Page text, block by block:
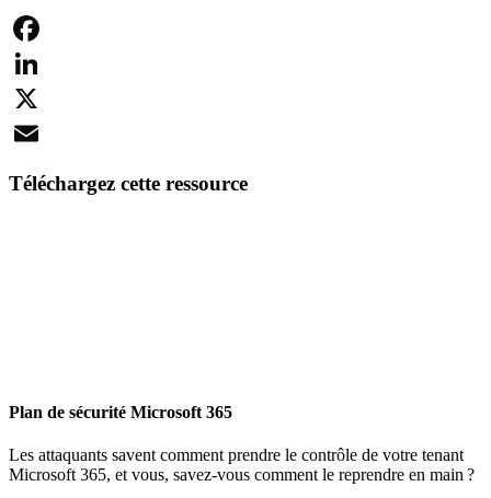
Facebook
LinkedIn
X
Téléchargez cette ressource
Plan de sécurité Microsoft 365
Les attaquants savent comment prendre le contrôle de votre tenant
Microsoft 365, et vous, savez-vous comment le reprendre en main ?